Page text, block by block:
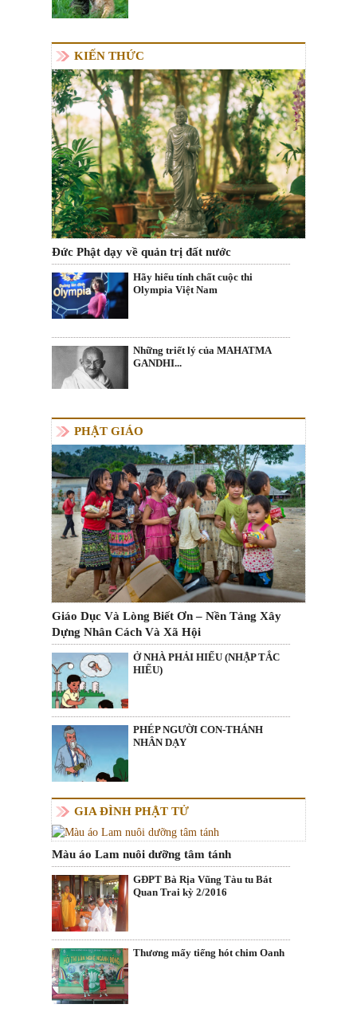
KIẾN THỨC
Đức Phật dạy về quản trị đất nước
Hãy hiểu tính chất cuộc thi
Olympia Việt Nam
Những triết lý của MAHATMA
GANDHI...
PHẬT GIÁO
Giáo Dục Và Lòng Biết Ơn – Nền Tảng Xây
Dựng Nhân Cách Và Xã Hội
Ở NHÀ PHẢI HIẾU (NHẬP TẮC
HIẾU)
PHÉP NGƯỜI CON-THÁNH
NHÂN DẠY
GIA ĐÌNH PHẬT TỬ
Màu áo Lam nuôi dưỡng tâm tánh
GĐPT Bà Rịa Vũng Tàu tu Bát
Quan Trai kỳ 2/2016
Thương mấy tiếng hót chim Oanh